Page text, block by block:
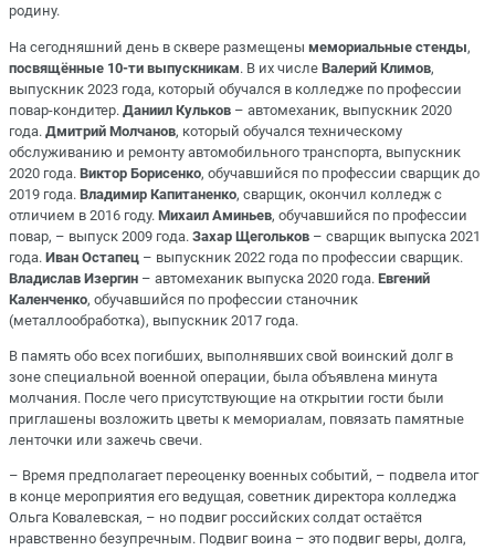
родину.
На сегодняшний день в сквере размещены мемориальные стенды,
посвящённые 10-ти выпускникам. В их числе Валерий Климов,
выпускник 2023 года, который обучался в колледже по профессии
повар-кондитер. Даниил Кульков – автомеханик, выпускник 2020
года. Дмитрий Молчанов, который обучался техническому
обслуживанию и ремонту автомобильного транспорта, выпускник
2020 года. Виктор Борисенко, обучавшийся по профессии сварщик до
2019 года. Владимир Капитаненко, сварщик, окончил колледж с
отличием в 2016 году. Михаил Аминьев, обучавшийся по профессии
повар, – выпуск 2009 года. Захар Щегольков – сварщик выпуска 2021
года. Иван Остапец – выпускник 2022 года по профессии сварщик.
Владислав Изергин – автомеханик выпуска 2020 года. Евгений
Каленченко, обучавшийся по профессии станочник
(металлообработка), выпускник 2017 года.
В память обо всех погибших, выполнявших свой воинский долг в
зоне специальной военной операции, была объявлена минута
молчания. После чего присутствующие на открытии гости были
приглашены возложить цветы к мемориалам, повязать памятные
ленточки или зажечь свечи.
– Время предполагает переоценку военных событий, – подвела итог
в конце мероприятия его ведущая, советник директора колледжа
Ольга Ковалевская, – но подвиг российских солдат остаётся
нравственно безупречным. Подвиг воина – это подвиг веры, долга,